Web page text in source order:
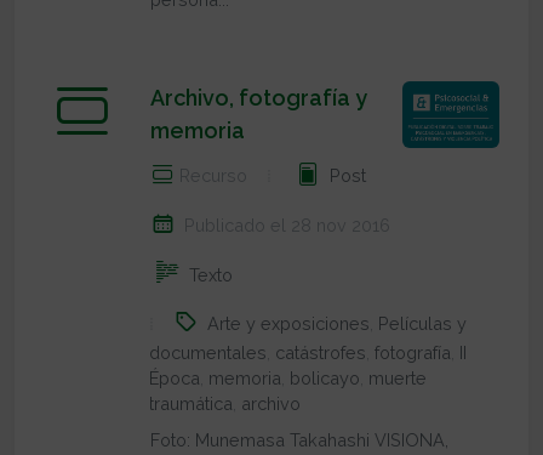
Archivo, fotografía y
memoria
Recurso Post
Publicado el 28 nov 2016
Texto
Arte y exposiciones Películas y
documentales catástrofes fotografía II
Época memoria bolicayo muerte
traumática archivo
Foto: Munemasa Takahashi VISIONA,